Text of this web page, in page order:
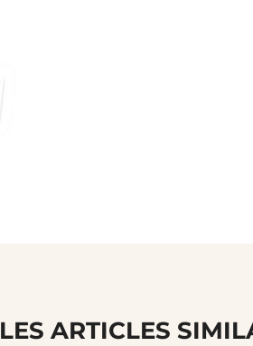
ARTICLES